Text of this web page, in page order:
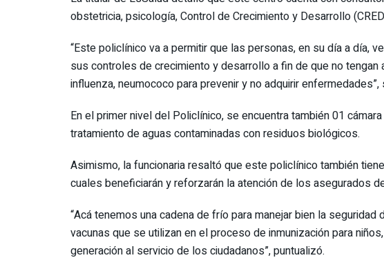
obstetricia, psicología, Control de Crecimiento y Desarrollo
“Este policlínico va a permitir que las personas, en su día a día,
sus controles de crecimiento y desarrollo a fin de que no
influenza, neumococo para prevenir y no adquirir enfermedades”,
En el primer nivel del Policlínico, se encuentra también 01
tratamiento de aguas contaminadas con residuos biológicos.
Asimismo, la funcionaria resaltó que este policlínico también
cuales beneficiarán y reforzarán la atención de los asegurados
“Acá tenemos una cadena de frío para manejar bien la
vacunas que se utilizan en el proceso de inmunización para
generación al servicio de los ciudadanos”, puntualizó.